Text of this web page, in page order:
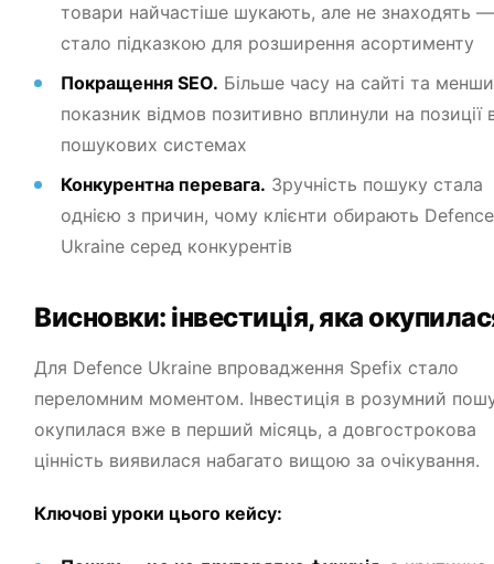
товари найчастіше шукають, але не знаходять
стало підказкою для розширення асортименту
Покращення SEO. Більше часу на сайті та
показник відмов позитивно вплинули на позиції
пошукових системах
Конкурентна перевага. Зручність пошуку стала
однією з причин, чому клієнти обирають Defence
Ukraine серед конкурентів
Висновки: інвестиція, яка
Для Defence Ukraine впровадження Spefix стало
переломним моментом. Інвестиція в розумний
окупилася вже в перший місяць, а довгострокова
цінність виявилася набагато вищою за очікування.
Ключові уроки цього кейсу: